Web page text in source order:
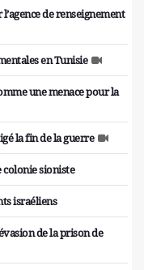
de renseignement
en Tunisie
une menace pour la
la fin de la guerre
colonie sioniste
israéliens
de la prison de